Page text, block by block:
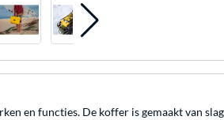
en functies. De koffer is gemaakt van